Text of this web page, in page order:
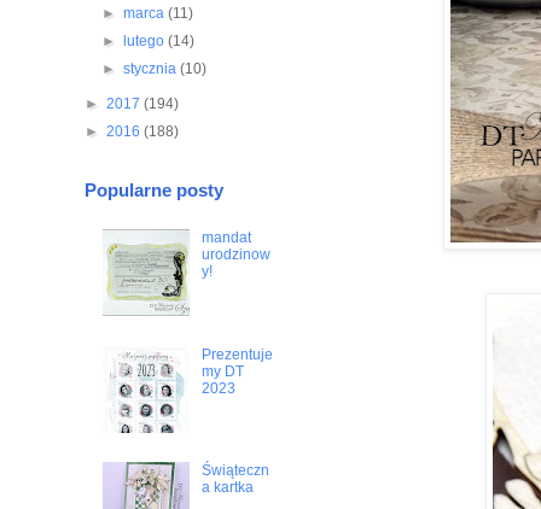
►marca(11)
►
lutego(14)
►stycznia(10)
► 2017 (194)
► 2016 (188)
Popularne posty
mandat
urodzinow
y!
Prezentuje
my DT
2023
Świąteczn
a kartka